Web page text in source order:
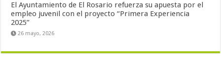
El Ayuntamiento de El Rosario refuerza su apuesta por el
empleo juvenil con el proyecto “Primera Experiencia
2025”
26 mayo, 2026